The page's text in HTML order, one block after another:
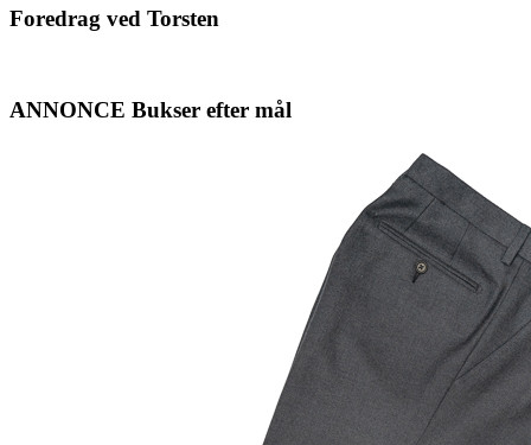
Foredrag ved Torsten
ANNONCE Bukser efter mål